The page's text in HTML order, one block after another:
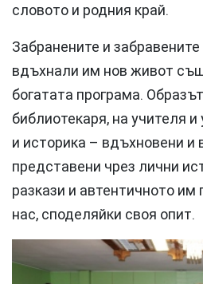
словото и родния край.
Забранените и забравените
вдъхнали им нов живот
богатата програма.
библиотекаря, на учителя
и историка – вдъхновени и
представени чрез лични
разкази и автентичното
нас, споделяйки своя опит.